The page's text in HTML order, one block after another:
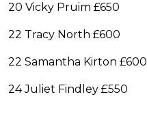
20 Vicky Pruim £650
22 Tracy North £600
22 Samantha Kirton £600
24 Juliet Findley £550